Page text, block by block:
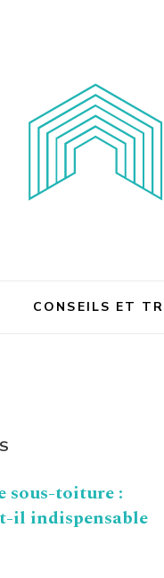
CONSEILS ET
sous-toiture :
il indispensable